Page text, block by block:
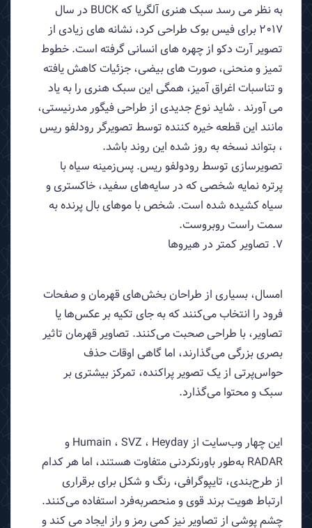
به نظر می رسد سبک هنری آلگریا که BUCK در سال
2017 برای فیس بوک طراحی کرد، نشانه های زیادی از
تصویر آرت دکو از چهره های انسانی گرفته است. خطوط
تمیز و منحنی، صورت های بیضی، جزئیات کاهش یافته
و تناسبات اغراق آمیز، همگی این سبک هنری را به یاد
می آورند . شاید نوع جدیدی از طراحی فیگور مدرنیستی،
مانند این قطعه خیره کننده توسط تصویرگر رودلفو ریس
، بتواند نسخه به روز شده این روند باشد.
تصویرسازی توسط رودولفو ریس. پس‌زمینه سیاه با
پرتره نمایه شخصی که در سایه‌های سفید، خاکستری و
سیاه کشیده شده است. شخص با موهای بال پرنده به
سمت راست روبروست.
7. تصاویر کمتر در هیروها
امسال، بسیاری از طراحان بخش‌های قهرمان و صفحات
فرود را انتخاب می‌کنند که به جای تکیه بر عکس‌ها یا
تصاویر، با طراحی صحبت می‌کنند. تصاویر قهرمان تاثیر
بصری بزرگی می‌گذارند، اما گاهی اوقات حذف
حواس‌پرتی از یک تصویر پراکنده، تمرکز بیشتری بر
سبک و محتوا می‌گذارد.
این چهار وب‌سایت از Humain ، SVZ ، Heyday و
RADAR به‌طور باورنکردنی متفاوت هستند، اما هر کدام
از طرح‌بندی، تایپوگرافی، رنگ و شکل برای برقراری
ارتباط هویت برند قوی و منحصربه‌فرد استفاده می‌کنند.
چشم پوشی از تصاویر نیز کمی رمز و راز ایجاد می کند و